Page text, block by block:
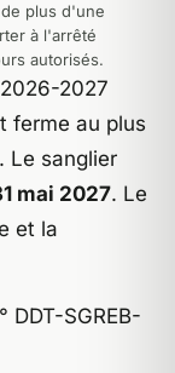
plus d'une
à l'arrêté
autorisés.
2027
ferme au plus
Le sanglier
mai 2027. Le
et la
SGREB-